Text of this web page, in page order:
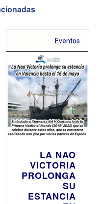
LA NAO
VICTORIA
PROLONGA
SU
ESTANCIA
EN
VALENCIA
HASTA EL
16 DE MAYO
Embajadora
itinerante del
V Centenario
de la Primera
Vuelta al
Mundo (2019-
2022) que se